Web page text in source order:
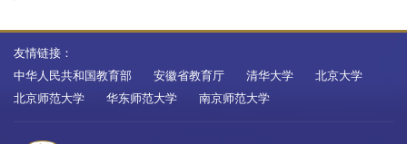
友情链接：
中华人民共和国教育部
安徽省教育厅 清华大学
北京大学
北京师范大学
华东师范大学 南京师范大学